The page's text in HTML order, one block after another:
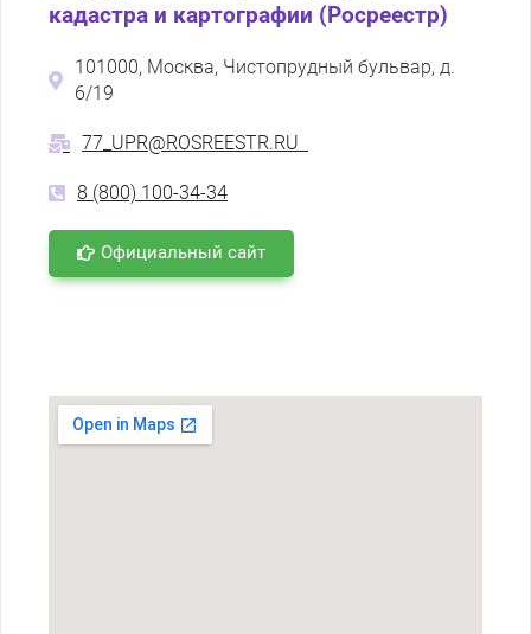
кадастра и картографии (Росреестр)
101000, Москва, Чистопрудный бульвар, д.
6/19
77_UPR@ROSREESTR.RU
8 (800) 100-34-34
Официальный сайт